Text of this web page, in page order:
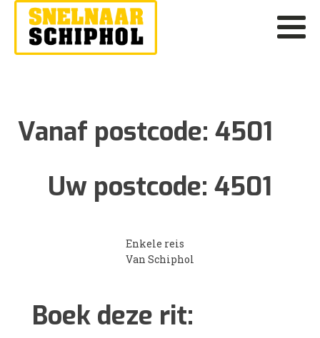
Vanaf postcode: 4501
Uw postcode: 4501
Enkele reis
Van Schiphol
Boek deze rit: